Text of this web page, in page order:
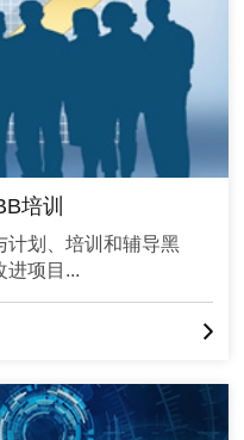
培训
计划、培训和辅导黑
进项目...